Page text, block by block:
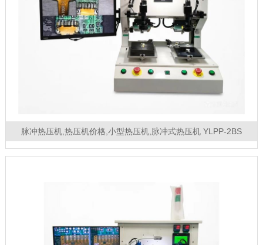
脉冲热压机,热压机价格,小型热压机,脉冲式热压机 YLPP-2BS